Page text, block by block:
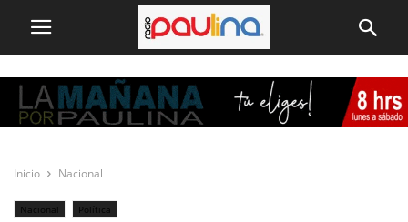
Inicio Nacional
Nacional Política